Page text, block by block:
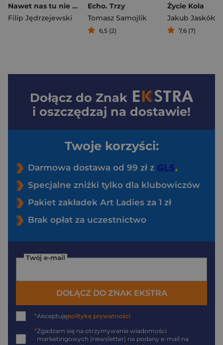
Nawet nas tu nie ma Część 2
Filip Jędrzejewski
Echo. Trzy
Tomasz Samojlik
6,5 (2)
Życie Kola
Jakub
7,6 (7)
Dołącz do Znak
i oszczędzaj na dostawie!
Twoje korzyści:
Darmowa dostawa od 99 zł z
Specjalne zniżki tylko dla klubowiczów
Pakiet zakładek Art Ladies za 1 zł
Brak opłat za uczestnictwo
Twój e-mail
DOŁĄCZ DO ZNAK EKSTRA
*Akceptujępolitykę prywatności
*Zgadzam się na otrzymywanie wiadomości
marketingowych (newsletter) na podany e-mail na